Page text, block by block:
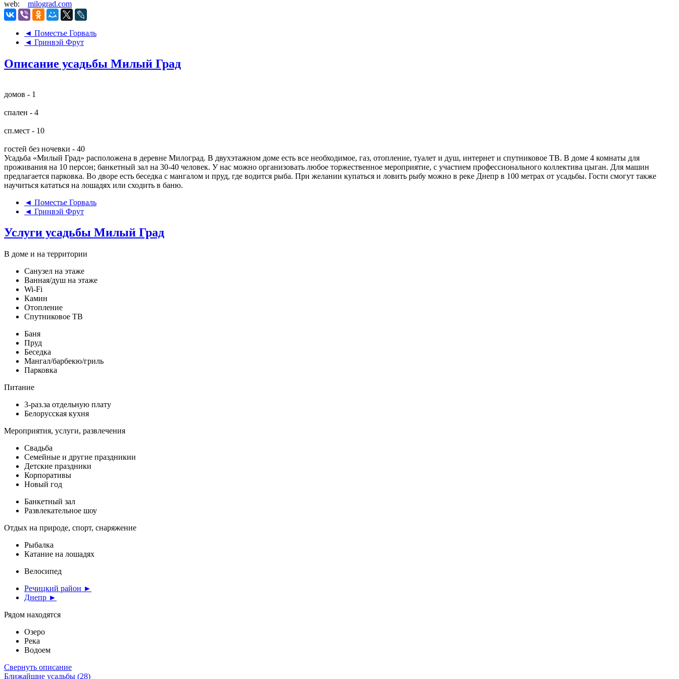
web: milograd.com
◄ Поместье Горваль
◄ Гринвэй Фрут
Описание усадьбы Милый Град
домов - 1
спален - 4
сп.мест - 10
гостей без ночевки - 40
Усадьба «Милый Град» расположена в деревне Милоград. В двухэтажном доме есть все необходимое, газ, отопление, туалет и душ, интернет и спутниковое ТВ. В доме 4 комнаты для
проживания на 10 персон; банкетный зал на 30-40 человек. У нас можно организовать любое торжественное мероприятие, с участием профессионального коллектива цыган. Для машин
предлагается парковка. Во дворе есть беседка с мангалом и пруд, где водится рыба. При желании купаться и ловить рыбу можно в реке Днепр в 100 метрах от усадьбы. Гости смогут также
научиться кататься на лошадях или сходить в баню.
◄ Поместье Горваль
◄ Гринвэй Фрут
Услуги усадьбы Милый Град
В доме и на территории
Санузел на этаже
Ванная/душ на этаже
Wi-Fi
Камин
Отопление
Спутниковое ТВ
Баня
Пруд
Беседка
Мангал/барбекю/гриль
Парковка
Питание
3-раз.за отдельную плату
Белорусская кухня
Мероприятия, услуги, развлечения
Свадьба
Семейные и другие праздникии
Детские праздники
Корпоративы
Новый год
Банкетный зал
Развлекательное шоу
Отдых на природе, спорт, снаряжение
Рыбалка
Катание на лошадях
Велосипед
Речицкий район ►
Днепр ►
Рядом находятся
Озеро
Река
Водоем
Свернуть описание
Ближайшие усадьбы (28)